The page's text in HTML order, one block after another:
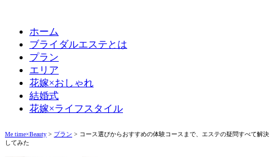
ホーム
ブライダルエステとは
プラン
エリア
花嫁×おしゃれ
結婚式
花嫁×ライフスタイル
Me time×Beauty > プラン > コース選びからおすすめの体験コースまで、エステの疑問すべて解決
してみた